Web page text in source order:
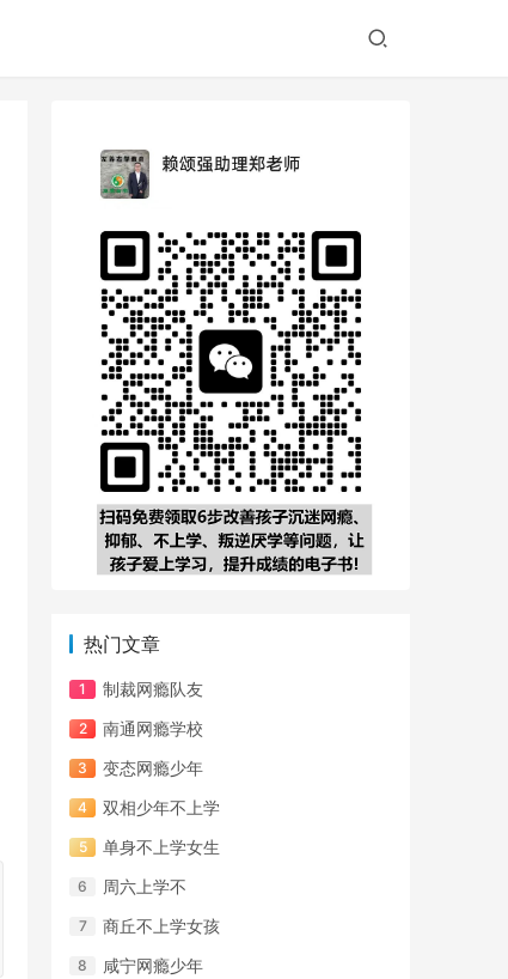
热门文章
制裁网瘾队友
南通网瘾学校
变态网瘾少年
双相少年不上学
单身不上学女生
周六上学不
商丘不上学女孩
咸宁网瘾少年